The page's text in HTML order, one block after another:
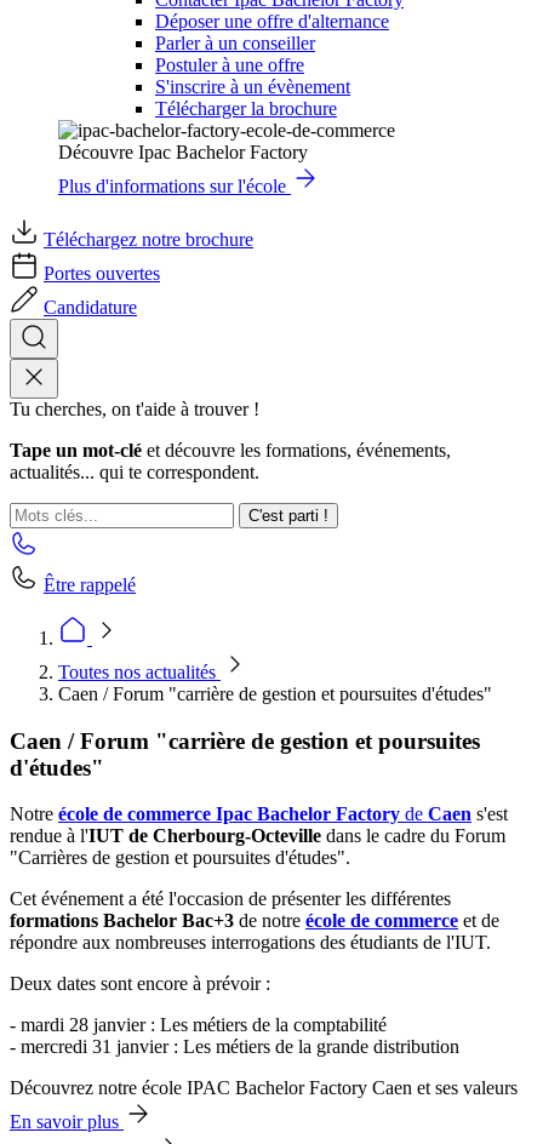
Déposer une offre d'alternance
Parler à un conseiller
Postuler à une offre
S'inscrire à un évènement
Télécharger la brochure
Découvre Ipac Bachelor Factory
Plus d'informations sur l'école
Téléchargez notre brochure
Portes ouvertes
Candidature
Tu cherches, on t'aide à trouver !
Tape un mot-clé et découvre les formations, événements,
actualités... qui te correspondent.
C'est parti !
Être rappelé
Toutes nos actualités
Caen / Forum "carrière de gestion et poursuites d'études"
Caen / Forum "carrière de gestion et poursuites
d'études"
Notre école de commerce Ipac Bachelor Factory de Caen s'est
rendue à l'IUT de Cherbourg-Octeville dans le cadre du Forum
"Carrières de gestion et poursuites d'études".
Cet événement a été l'occasion de présenter les différentes
formations Bachelor Bac+3 de notre école de commerce et de
répondre aux nombreuses interrogations des étudiants de l'IUT.
Deux dates sont encore à prévoir :
- mardi 28 janvier : Les métiers de la comptabilité
- mercredi 31 janvier : Les métiers de la grande distribution
Découvrez notre école IPAC Bachelor Factory Caen et ses valeurs
En savoir plus